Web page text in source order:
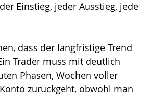
Einstieg, jeder Ausstieg, jede
dass der langfristige Trend
Trader muss mit deutlich
Phasen, Wochen voller
zurückgeht, obwohl man